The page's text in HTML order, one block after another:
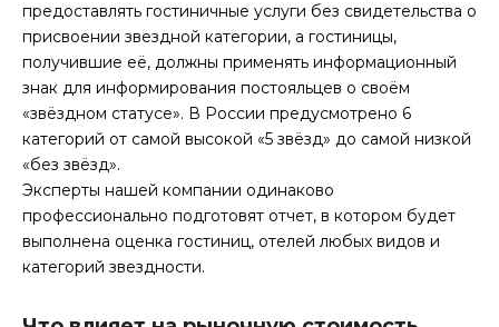
предоставлять гостиничные услуги без свидетельства о
присвоении звездной категории, а гостиницы,
получившие её, должны применять информационный
знак для информирования постояльцев о своём
«звёздном статусе». В России предусмотрено 6
категорий от самой высокой «5 звёзд» до самой низкой
«без звёзд».
Эксперты нашей компании одинаково
профессионально подготовят отчет, в котором будет
выполнена оценка гостиниц, отелей любых видов и
категорий звездности.